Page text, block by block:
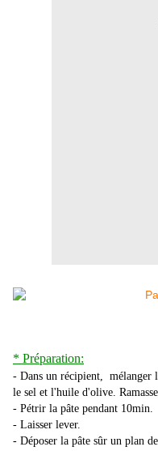
* Préparation:
- Dans un récipient, mélanger
le sel et l'huile d'olive.
- Pétrir la pâte pendant 10min.
- Laisser lever.
- Déposer la pâte sûr un plan